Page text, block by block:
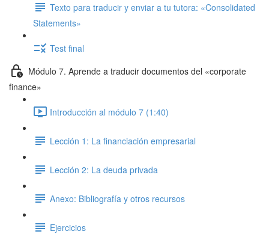
Texto para traducir y enviar a tu tutora: «Consolidated
Statements»
Test final
Módulo 7. Aprende a traducir documentos del «corporate
finance»
Introducción al módulo 7 (1:40)
Lección 1: La financiación empresarial
Lección 2: La deuda privada
Anexo: Bibliografía y otros recursos
Ejercicios